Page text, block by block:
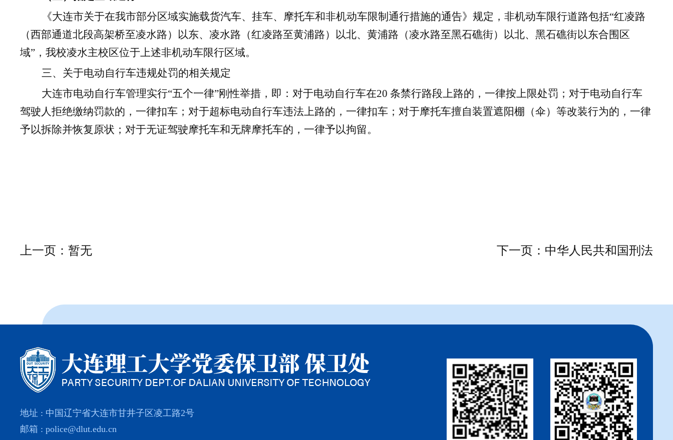
《大连市关于在我市部分区域实施载货汽车、挂车、摩托车和非机动车限制通行措施的通告》规定，非机动车限行道路包括“红凌路
（西部通道北段高架桥至凌水路）以东、凌水路（红凌路至黄浦路）以北、黄浦路（凌水路至黑石礁街）以北、黑石礁街以东合围区
域”，我校凌水主校区位于上述非机动车限行区域。
三、关于电动自行车违规处罚的相关规定
大连市电动自行车管理实行“五个一律”刚性举措，即：对于电动自行车在20 条禁行路段上路的，一律按上限处罚；对于电动自行车
驾驶人拒绝缴纳罚款的，一律扣车；对于超标电动自行车违法上路的，一律扣车；对于摩托车擅自装置遮阳棚（伞）等改装行为的，一律
予以拆除并恢复原状；对于无证驾驶摩托车和无牌摩托车的，一律予以拘留。
上一页：暂无 下一页：中华人民共和国刑法
地址 : 中国辽宁省大连市甘井子区凌工路2号
邮箱 : police@dlut.edu.cn